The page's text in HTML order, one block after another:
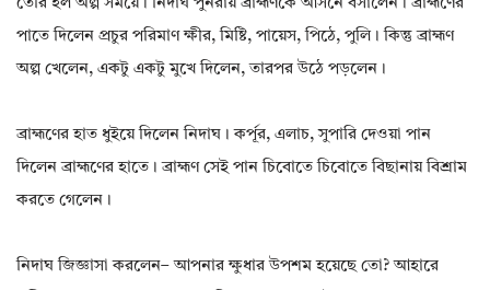
তৈরি হল অল্প সময়ে। নিদাঘ পুনরায় ব্রাহ্মণকে আসনে বসালেন। ব্রাহ্মণের
পাতে দিলেন প্রচুর পরিমাণ ক্ষীর, মিষ্টি, পায়েস, পিঠে, পুলি। কিন্তু ব্রাহ্মণ
অল্প খেলেন, একটু একটু মুখে দিলেন, তারপর উঠে পড়লেন।
ব্রাহ্মণের হাত ধুইয়ে দিলেন নিদাঘ। কর্পূর, এলাচ, সুপারি দেওয়া পান
দিলেন ব্রাহ্মণের হাতে। ব্রাহ্মণ সেই পান চিবোতে চিবোতে বিছানায় বিশ্রাম
করতে গেলেন।
নিদাঘ জিজ্ঞাসা করলেন– আপনার ক্ষুধার উপশম হয়েছে তো? আহারে